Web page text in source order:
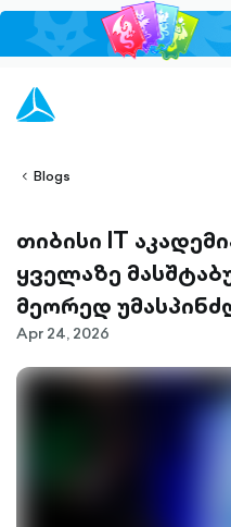
Blogs
თიბისი IT
ყველაზე
მეორედ
Apr 24, 2026